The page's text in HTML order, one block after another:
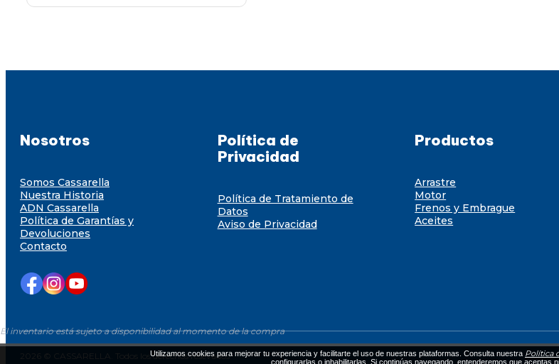
El inventario está sujeto a disponibilidad al momento de la compra
Nosotros
Somos Cassarella
Nuestra Historia
ADN Cassarella
Política de Garantías y
Devoluciones
Contacto
Política de
Privacidad
Política de Tratamiento de
Datos
Aviso de Privacidad
Productos
Arrastre
Motor
Frenos y Embrague
Aceites
2026 © CASSARELLA. Todos los derechos resevadosUtilizamos cookies para mejorar tu experiencia y facilitarte el uso de nuestras plataformas. Consulta nuestra Política
configurarlas o inhabilitarlas. Si continúas navegando, entenderemos que aceptas